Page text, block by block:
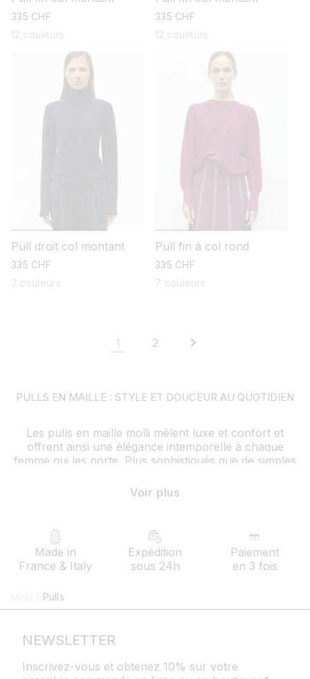
prix
habituel
335 CHF
12 couleurs
prix
habituel
335 CHF
12 couleurs
Pull droit col montant
prix
habituel
335 CHF
2 couleurs
Pull fin à col rond
prix
habituel
335 CHF
7 couleurs
1 2
PULLS EN MAILLE : STYLE ET DOUCEUR AU QUOTIDIEN
Les pulls en maille molli mêlent luxe et confort et
offrent ainsi une élégance intemporelle à chaque
femme qui les porte. Plus sophistiqués que de simples
pulls en maille fine sont des indispensables du vestiaire
féminin
avec ou sans motifs, à col cheminé ou encolure ras-
de-cou, découvrez l’ensemble de nos créations et
trouvez le modèle qui est fait pour vous
Les vêtements en maille molli se marient parfaitement
Pour un style chic au quotidien, associez votre pull en
en hiver, combinez votre pull en maille fine avec un
Voir plus
Made in
France & Italy
Expédition
sous 24h
Paiement
en 3 fois
Pulls
NEWSLETTER
Inscrivez-vous et obtenez 10% sur votre